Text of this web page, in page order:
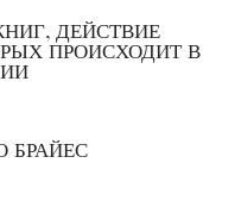
ДЕЙСТВИЕ
ПРОИСХОДИТ В
БРАЙЕС